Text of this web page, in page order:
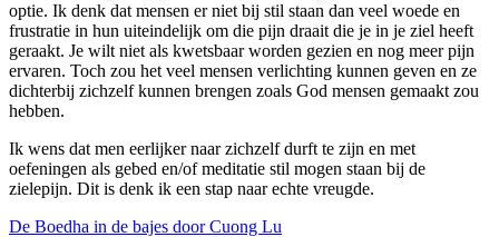
optie. Ik denk dat mensen er niet bij stil staan dan veel woede en
frustratie in hun uiteindelijk om die pijn draait die je in je ziel heeft
geraakt. Je wilt niet als kwetsbaar worden gezien en nog meer pijn
ervaren. Toch zou het veel mensen verlichting kunnen geven en ze
dichterbij zichzelf kunnen brengen zoals God mensen gemaakt zou
hebben.
Ik wens dat men eerlijker naar zichzelf durft te zijn en met
oefeningen als gebed en/of meditatie stil mogen staan bij de
zielepijn. Dit is denk ik een stap naar echte vreugde.
De Boedha in de bajes door Cuong Lu